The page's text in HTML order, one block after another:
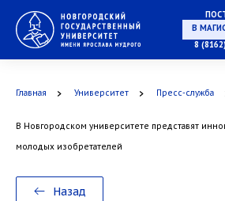
В
8
Главная Университет Пресс-служба
В Новгородском университете представят
молодых изобретателей
Назад